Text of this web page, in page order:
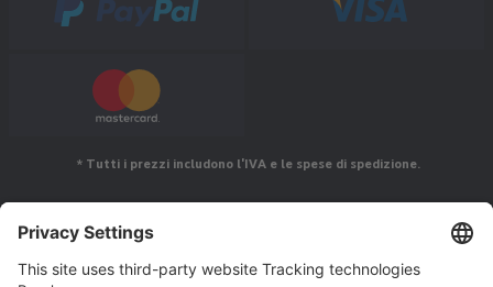
* Tutti i prezzi includono l'IVA e le spese di spedizione.